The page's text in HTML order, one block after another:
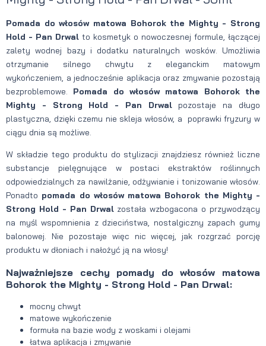
Pomada do włosów matowa Bohorok the Mighty - Strong
Hold - Pan Drwal to kosmetyk o nowoczesnej formule, łączącej
zalety wodnej bazy i dodatku naturalnych wosków. Umożliwia
otrzymanie silnego chwytu z eleganckim matowym
wykończeniem, a jednocześnie aplikacja oraz zmywanie pozostają
bezproblemowe. Pomada do włosów matowa Bohorok the
Mighty - Strong Hold - Pan Drwalpozostaje na długo
plastyczna, dzięki czemu nie skleja włosów, a poprawki fryzury w
ciągu dnia są możliwe.
W składzie tego produktu do stylizacji znajdziesz również liczne
substancje pielęgnujące w postaci ekstraktów roślinnych
odpowiedzialnych za nawilżanie, odżywianie i tonizowanie włosów.
Ponadto pomada do włosów matowa Bohorok the Mighty -
Strong Hold - Pan Drwal została wzbogacona o przywodzący
na myśl wspomnienia z dzieciństwa, nostalgiczny zapach gumy
balonowej. Nie pozostaje więc nic więcej, jak rozgrzać porcję
produktu w dłoniach i nałożyć ją na włosy!
Najważniejsze cechy pomady do włosów matowa
Bohorok the Mighty - Strong Hold - Pan Drwal:
mocny chwyt
matowe wykończenie
formuła na bazie wody z woskami i olejami
łatwa aplikacja i zmywanie